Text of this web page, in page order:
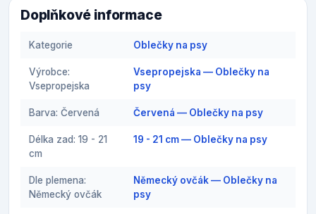
Doplňkové informace
Kategorie Oblečky na psy
Výrobce:
Vsepropejska
Vsepropejska — Oblečky na
psy
Barva: Červená Červená — Oblečky na psy
Délka zad: 19 - 21
cm
19 - 21 cm — Oblečky na psy
Dle plemena:
Německý ovčák
Německý ovčák — Oblečky na
psy